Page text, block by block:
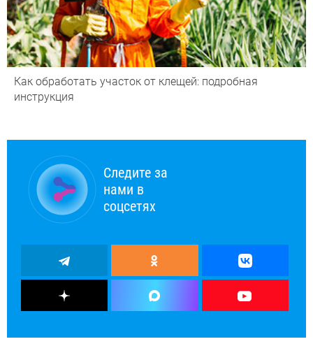
Как обработать участок от клещей: подробная
инструкция
Следите за
нами в
соцсетях